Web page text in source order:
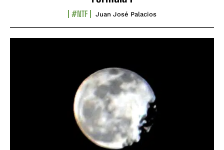
#NTF Juan José Palacios